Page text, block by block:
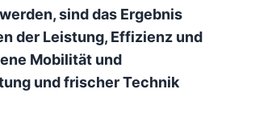
sind das Ergebnis
der Leistung, Effizienz und
Mobilität und
und frischer Technik